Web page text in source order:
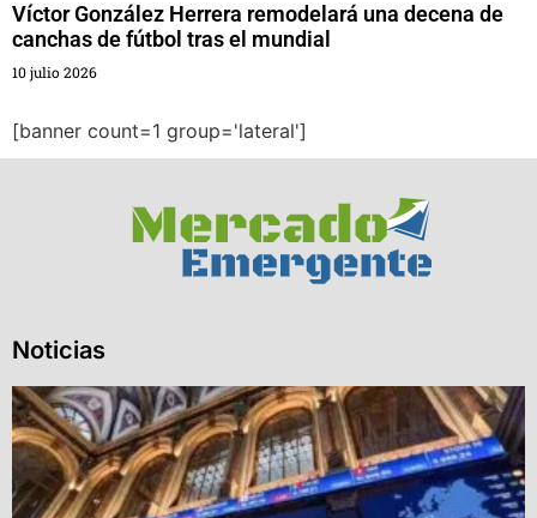
Víctor González Herrera remodelará una decena de
canchas de fútbol tras el mundial
10 julio 2026
[banner count=1 group='lateral']
Noticias